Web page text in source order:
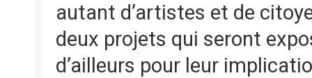
autant d’artistes et de
deux projets qui seront
d’ailleurs pour leur